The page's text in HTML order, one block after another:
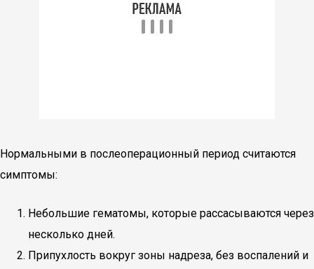
Нормальными в послеоперационный период считаются
симптомы:
Небольшие гематомы, которые рассасываются через
несколько дней.
Припухлость вокруг зоны надреза, без воспалений и